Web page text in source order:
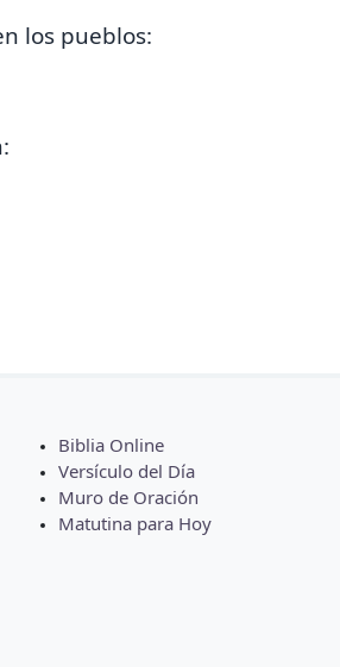
los pueblos:
:
Biblia Online
Versículo del Día
Muro de Oración
Matutina para Hoy